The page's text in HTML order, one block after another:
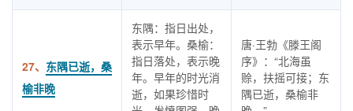
27、 东隅已逝，桑
榆非晚
东隅：指日出处，
表示早年。桑榆：
指日落处，表示晚
年。早年的时光消
逝，如果珍惜时
唐·王勃《滕王阁
序》：“北海虽
赊，扶摇可接；东
隅已逝，桑榆非